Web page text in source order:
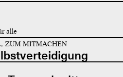
alle
ZUM MITMACHEN